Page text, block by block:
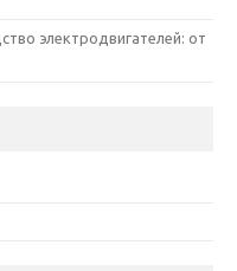
электродвигателей: от